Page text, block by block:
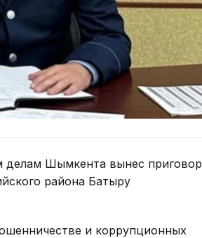
делам Шымкента вынес приговор
района Батыру
и коррупционных